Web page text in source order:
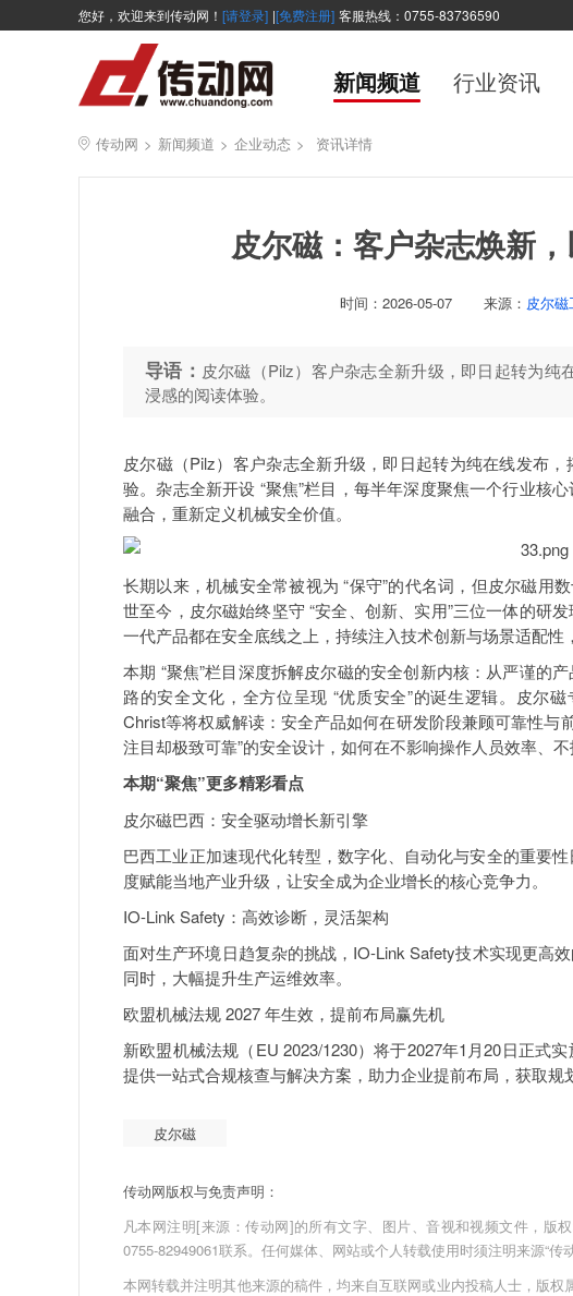
您好，欢迎来到传动网！ [请登录] |[免费注册] 客服热线：0755-83736590
新闻频道 行业资讯
传动网 > 新闻频道 > 企业动态 > 资讯详情
皮尔磁：客户杂志焕新
时间： 2026-05-07 来源： 皮尔
导语： 皮尔磁（Pilz）客户杂志全新升级，即日起转为
浸感的阅读体验。
皮尔磁（Pilz）客户杂志全新升级，即日起转为纯在线发布
验。杂志全新开设 “聚焦”栏目，每半年深度聚焦一个行业核
融合，重新定义机械安全价值。
长期以来，机械安全常被视为 “保守”的代名词，但皮尔磁用
世至今，皮尔磁始终坚守 “安全、创新、实用”三位一体的研
一代产品都在安全底线之上，持续注入技术创新与场景适配性
本期 “聚焦”栏目深度拆解皮尔磁的安全创新内核：从严谨的
路的安全文化，全方位呈现 “优质安全”的诞生逻辑。皮尔
Christ等将权威解读：安全产品如何在研发阶段兼顾可靠性与
注目却极致可靠”的安全设计，如何在不影响操作人员效率、
本期“聚焦”更多精彩看点
皮尔磁巴西：安全驱动增长新引擎
巴西工业正加速现代化转型，数字化、自动化与安全的重要
度赋能当地产业升级，让安全成为企业增长的核心竞争力。
IO-Link Safety：高效诊断，灵活架构
面对生产环境日趋复杂的挑战，IO-Link Safety技术实现更高
同时，大幅提升生产运维效率。
欧盟机械法规 2027 年生效，提前布局赢先机
新欧盟机械法规（EU 2023/1230）将于2027年1月20日正式
提供一站式合规核查与解决方案，助力企业提前布局，获取规
皮尔磁
传动网版权与免责声明：
凡本网注明[来源：传动网]的所有文字、图片、音视和视频文件，版
0755-82949061联系。任何媒体、网站或个人转载使用时须注明来源“传
本网转载并注明其他来源的稿件，均来自互联网或业内投稿人士，版